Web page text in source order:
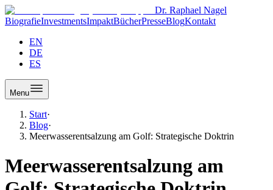
Dr. Raphael Nagel
BiografieInvestmentsImpaktBücherPresseBlogKontakt
EN
DE
ES
Menu
Start·
Blog·
Meerwasserentsalzung am Golf: Strategische Doktrin
Meerwasserentsalzung am